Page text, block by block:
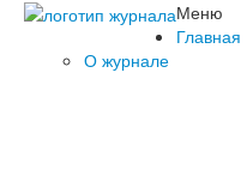
Меню
Главная
О журнале